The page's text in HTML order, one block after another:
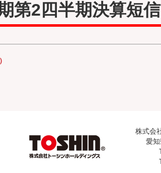
第2四半期決算短
株式会
愛